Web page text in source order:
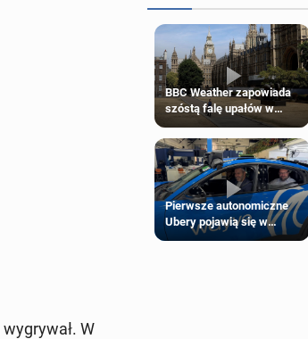
W
BBC Weather zapowiada
szóstą falę upałów w
Pierwsze autonomiczne
Ubery pojawią się w
Londynie jeszcze tego